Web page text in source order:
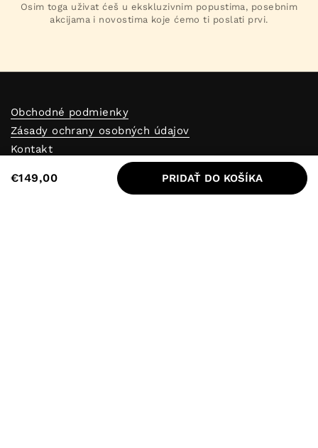
Osim toga uživat ćeš u ekskluzivnim popustima, posebnim
akcijama i novostima koje ćemo ti poslati prvi.
Obchodné podmienky
Zásady ochrany osobných údajov
Kontakt
Zásady vrátenia peňazí
Blog
€149,00 PRIDAŤ DO KOŠÍKAOdmeny